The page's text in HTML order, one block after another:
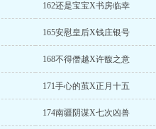
162还是宝宝X书房临幸
165安慰皇后X钱庄银号
168不得僭越X许馥之意
171手心的茧X正月十五
174南疆阴谋X七次凶兽